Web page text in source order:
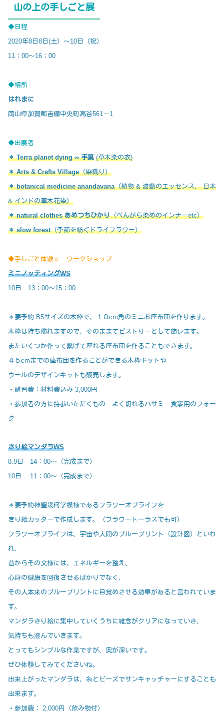
山の上の手しごと展
◆日程
2020年8日8日(土）～10日（祝）
11：00～16：00
◆場所
はれまに
岡山県加賀郡吉備中央町高谷561－1
◆出展者
＊ Terra planet dying ∞ 手葉 (草木染の衣)
＊ Arts & Crafts Village（染織り）
＊ botanical medicine anandavana（植物 & 波動のエッセンス、 日本
& インドの草木花染）
＊ natural clothes あめつちひかり（べんがら染めのインナーetc）
＊ slow forest（季節を紡ぐドライフラワー）
◆手しごと体験♬ ワークショップ
ミニノッティングWS
10日 13：00～15：00
＊要予約 B5サイズの木枠で、１０cm角のミニお座布団を作ります。
木枠は持ち帰れますので、そのままてピストりーとして飾レます。
またいくつか作って繋げて座れる座布団を作ることもできます。
４５cmまでの座布団を作ることができる木枠キットや
ウールのデザインキットも販売します。
・講習費：材料費込み 3,000円
・参加者の方に持参いただくもの よく切れるハサミ 食事用のフォー
ク
きり絵マンダラWS
8.9日 14：00～（完成まで）
10日 11：00～（完成まで）
＊要予約神聖幾何学模様であるフラワーオブライフを
きり絵カッターで作成します。（フラワートーラスでも可）
フラワーオブライフは、宇宙や人間のブループリント（設計図）といわ
れ、
昔からその文様には、エネルギーを整え、
心身の健康を回復させるばかりでなく、
その人本来のブループリントに目覚めさせる効果があると言われていま
す。
マンダラきり絵に集中していくうちに雑念がクリアになっていき、
気持ちも澄んでいきます。
とってもシンプルな作業ですが、奥が深いです。
ぜひ体験してみてくださいね。
出来上がったマンダラは、糸とビーズでサンキャッチャーにすることも
出来ます。
・参加費： 2,000円（飲み物付）